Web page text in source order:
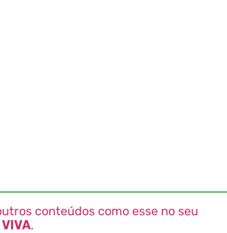
conteúdos como esse no seu
VIVA.